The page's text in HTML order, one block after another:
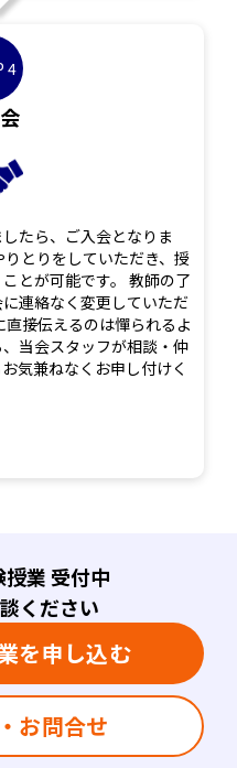
4
たら、ご入会となりま
とりをしていただき、授
とが可能です。 教師の了
連絡なく変更していただ
接伝えるのは憚られるよ
当会スタッフが相談・仲
気兼ねなくお申し付けく
業 受付中
ください
を申し込む
お問合せ